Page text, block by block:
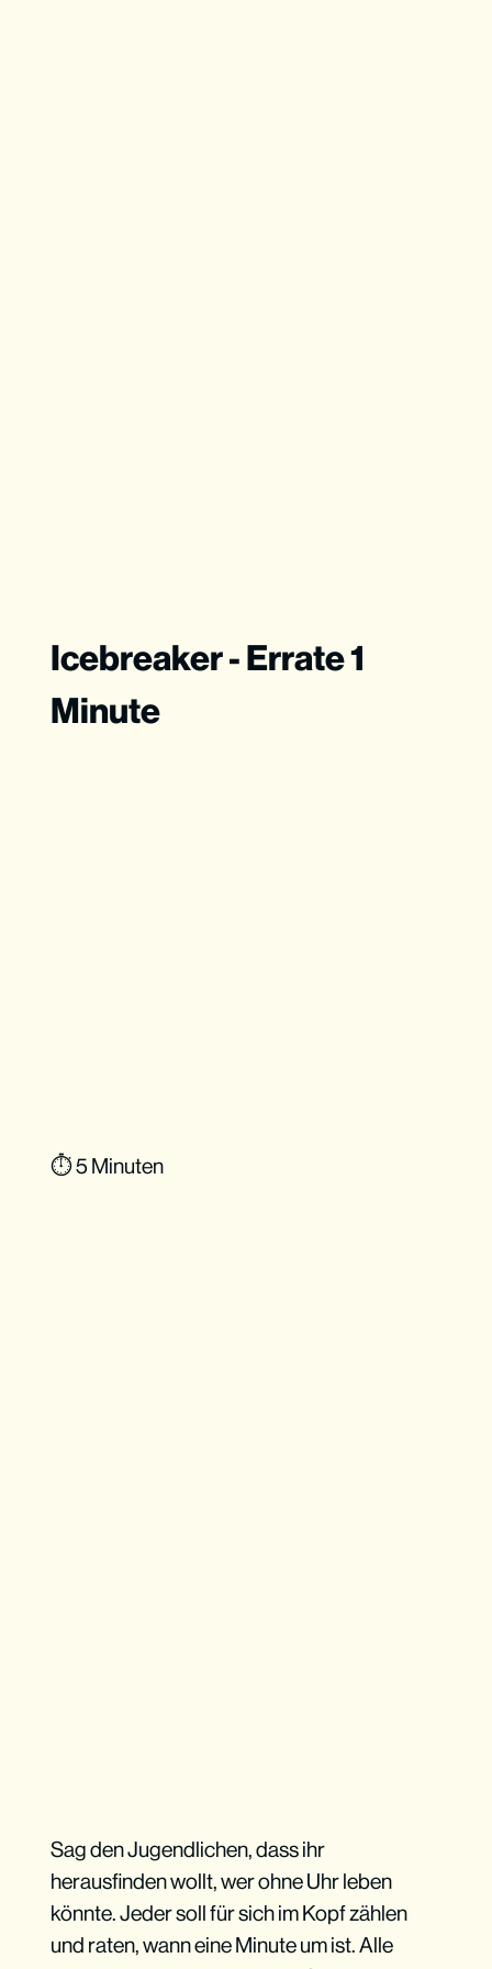
Icebreaker - Errate 1
Minute
⏱ 5 Minuten
Sag den Jugendlichen, dass ihr
herausfinden wollt, wer ohne Uhr leben
könnte. Jeder soll für sich im Kopf zählen
und raten, wann eine Minute um ist. Alle